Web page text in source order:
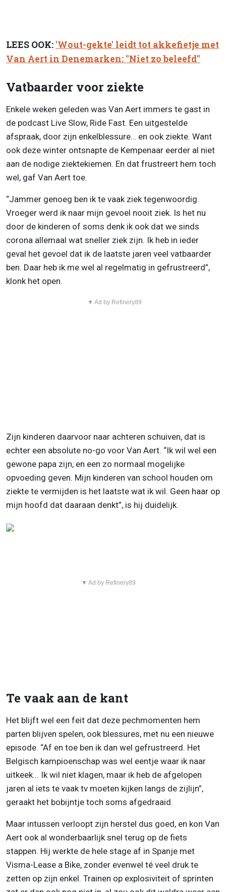
LEES OOK: 'Wout-gekte' leidt tot akkefietje met
Van Aert in Denemarken: "Niet zo beleefd"
Vatbaarder voor ziekte
Enkele weken geleden was Van Aert immers te gast in
de podcast Live Slow, Ride Fast. Een uitgestelde
afspraak, door zijn enkelblessure… en ook ziekte. Want
ook deze winter ontsnapte de Kempenaar eerder al niet
aan de nodige ziektekiemen. En dat frustreert hem toch
wel, gaf Van Aert toe.
“Jammer genoeg ben ik te vaak ziek tegenwoordig.
Vroeger werd ik naar mijn gevoel nooit ziek. Is het nu
door de kinderen of soms denk ik ook dat we sinds
corona allemaal wat sneller ziek zijn. Ik heb in ieder
geval het gevoel dat ik de laatste jaren veel vatbaarder
ben. Daar heb ik me wel al regelmatig in gefrustreerd”,
klonk het open.
▼ Ad by Refinery89
Zijn kinderen daarvoor naar achteren schuiven, dat is
echter een absolute no-go voor Van Aert. “Ik wil wel een
gewone papa zijn, en een zo normaal mogelijke
opvoeding geven. Mijn kinderen van school houden om
ziekte te vermijden is het laatste wat ik wil. Geen haar op
mijn hoofd dat daaraan denkt”, is hij duidelijk.
▼ Ad by Refinery89
Te vaak aan de kant
Het blijft wel een feit dat deze pechmomenten hem
parten blijven spelen, ook blessures, met nu een nieuwe
episode. “Af en toe ben ik dan wel gefrustreerd. Het
Belgisch kampioenschap was wel eentje waar ik naar
uitkeek... Ik wil niet klagen, maar ik heb de afgelopen
jaren al iets te vaak tv moeten kijken langs de zijlijn”,
geraakt het bobijntje toch soms afgedraaid.
Maar intussen verloopt zijn herstel dus goed, en kon Van
Aert ook al wonderbaarlijk snel terug op de fiets
stappen. Hij werkte de hele stage af in Spanje met
Visma-Lease a Bike, zonder evenwel té veel druk te
zetten op zijn enkel. Trainen op explosiviteit of sprinten